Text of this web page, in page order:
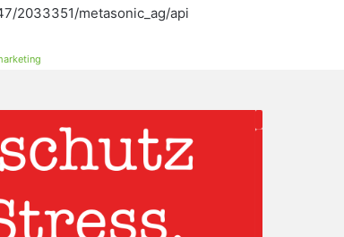
2033351/metasonic_ag/api